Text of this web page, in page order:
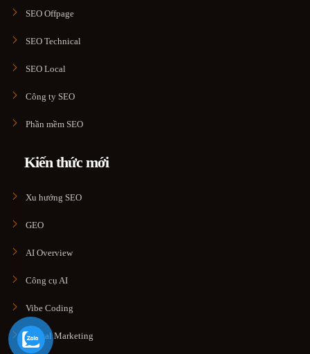
SEO Offpage
SEO Technical
SEO Local
Công ty SEO
Phần mềm SEO
Kiến thức mới
Xu hướng SEO
GEO
AI Overview
Công cụ AI
Vibe Coding
Digital Marketing